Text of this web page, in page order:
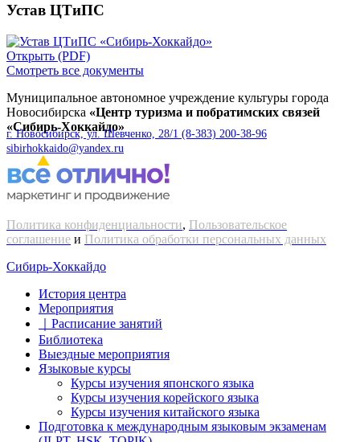
Устав ЦТиПС
Открыть (PDF)
Смотреть все документы
Муниципальное автономное учреждение культуры города
Новосибирска «Центр туризма и побратимских связей
«Сибирь-Хоккайдо»
г. Новосибирск, ул. Шевченко, 28/1 (8-383) 200-38-96
sibirhokkaido@yandex.ru
Политика конфиденциальности, Пользовательское
соглашение и Политика обработки персональных данных
Сибирь-Хоккайдо
История центра
Мероприятия
｜Расписание занятий
Библиотека
Выездные мероприятия
Языковые курсы
Курсы изучения японского языка
Курсы изучения корейского языка
Курсы изучения китайского языка
Подготовка к международным языковым экзаменам